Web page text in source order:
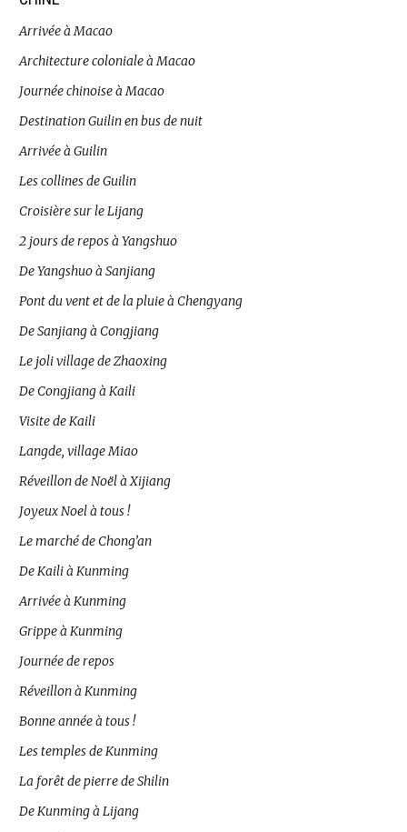
Arrivée à Macao
Architecture coloniale à Macao
Journée chinoise à Macao
Destination Guilin en bus de nuit
Arrivée à Guilin
Les collines de Guilin
Croisière sur le Lijang
2 jours de repos à Yangshuo
De Yangshuo à Sanjiang
Pont du vent et de la pluie à Chengyang
De Sanjiang à Congjiang
Le joli village de Zhaoxing
De Congjiang à Kaili
Visite de Kaili
Langde, village Miao
Réveillon de Noël à Xijiang
Joyeux Noel à tous !
Le marché de Chong’an
De Kaili à Kunming
Arrivée à Kunming
Grippe à Kunming
Journée de repos
Réveillon à Kunming
Bonne année à tous !
Les temples de Kunming
La forêt de pierre de Shilin
De Kunming à Lijang